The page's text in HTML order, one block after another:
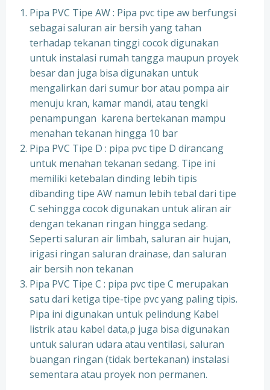
Pipa PVC Tipe AW : Pipa pvc tipe aw berfungsi
sebagai saluran air bersih yang tahan
terhadap tekanan tinggi cocok digunakan
untuk instalasi rumah tangga maupun proyek
besar dan juga bisa digunakan untuk
mengalirkan dari sumur bor atau pompa air
menuju kran, kamar mandi, atau tengki
penampungan karena bertekanan mampu
menahan tekanan hingga 10 bar
Pipa PVC Tipe D : pipa pvc tipe D dirancang
untuk menahan tekanan sedang. Tipe ini
memiliki ketebalan dinding lebih tipis
dibanding tipe AW namun lebih tebal dari tipe
C sehingga cocok digunakan untuk aliran air
dengan tekanan ringan hingga sedang.
Seperti saluran air limbah, saluran air hujan,
irigasi ringan saluran drainase, dan saluran
air bersih non tekanan
Pipa PVC Tipe C : pipa pvc tipe C merupakan
satu dari ketiga tipe-tipe pvc yang paling tipis.
Pipa ini digunakan untuk pelindung Kabel
listrik atau kabel data,p juga bisa digunakan
untuk saluran udara atau ventilasi, saluran
buangan ringan (tidak bertekanan) instalasi
sementara atau proyek non permanen.